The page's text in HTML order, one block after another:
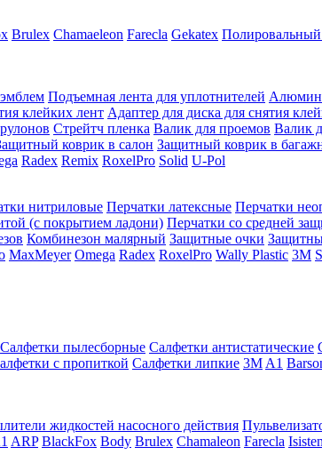
Brulex Chamaeleon Farecla Gekatex Полировальный
Подъемная лента для уплотнителей
клейких лент Адаптер для диска для снятия
Стрейтч пленка Валик для проемов Валик
коврик в салон Защитный коврик в
Radex Remix RoxelPro Solid U-Pol
нитриловые Перчатки латексные Перчатки
(с покрытием ладони) Перчатки со средней
Комбинезон малярный Защитные очки
MaxMeyer Omega Radex RoxelPro Wally Plastic 3M
Салфетки пылесборные Салфетки антистатические
с пропиткой Салфетки липкие 3M A1
жидкостей насосного действия
ARP BlackFox Body Brulex Chamaleon Farecla